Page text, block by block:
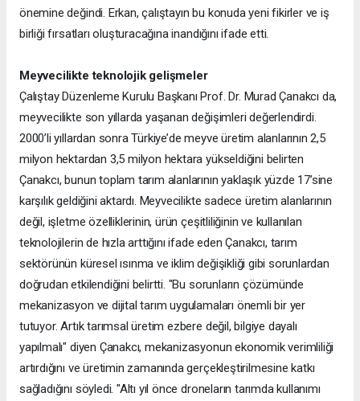
önemine değindi. Erkan, çalıştayın bu konuda yeni fikirler ve iş
birliği fırsatları oluşturacağına inandığını ifade etti.
Meyvecilikte teknolojik gelişmeler
Çalıştay Düzenleme Kurulu Başkanı Prof. Dr. Murad Çanakcı da,
meyvecilikte son yıllarda yaşanan değişimleri değerlendirdi.
2000’li yıllardan sonra Türkiye’de meyve üretim alanlarının 2,5
milyon hektardan 3,5 milyon hektara yükseldiğini belirten
Çanakcı, bunun toplam tarım alanlarının yaklaşık yüzde 17’sine
karşılık geldiğini aktardı. Meyvecilikte sadece üretim alanlarının
değil, işletme özelliklerinin, ürün çeşitliliğinin ve kullanılan
teknolojilerin de hızla arttığını ifade eden Çanakcı, tarım
sektörünün küresel ısınma ve iklim değişikliği gibi sorunlardan
doğrudan etkilendiğini belirtti. "Bu sorunların çözümünde
mekanizasyon ve dijital tarım uygulamaları önemli bir yer
tutuyor. Artık tarımsal üretim ezbere değil, bilgiye dayalı
yapılmalı" diyen Çanakcı, mekanizasyonun ekonomik verimliliği
artırdığını ve üretimin zamanında gerçekleştirilmesine katkı
sağladığını söyledi. "Altı yıl önce droneların tarımda kullanımı